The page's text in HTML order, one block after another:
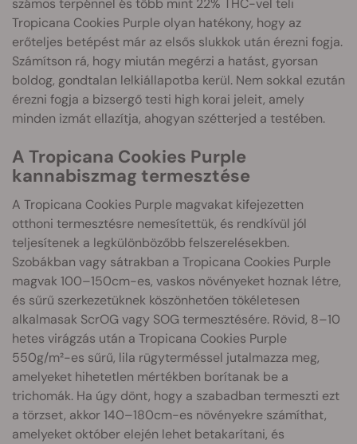
számos terpénnel és több mint 22% THC-vel teli
Tropicana Cookies Purple olyan hatékony, hogy az
erőteljes betépést már az elsős slukkok után érezni fogja.
Számítson rá, hogy miután megérzi a hatást, gyorsan
boldog, gondtalan lelkiállapotba kerül. Nem sokkal ezután
érezni fogja a bizsergő testi high korai jeleit, amely
minden izmát ellazítja, ahogyan szétterjed a testében.
A Tropicana Cookies Purple
kannabiszmag termesztése
A Tropicana Cookies Purple magvakat kifejezetten
otthoni termesztésre nemesítettük, és rendkívül jól
teljesítenek a legkülönbözőbb felszerelésekben.
Szobákban vagy sátrakban a Tropicana Cookies Purple
magvak 100–150cm-es, vaskos növényeket hoznak létre,
és sűrű szerkezetüknek köszönhetően tökéletesen
alkalmasak ScrOG vagy SOG termesztésére. Rövid, 8–10
hetes virágzás után a Tropicana Cookies Purple
550g/m²-es sűrű, lila rügyterméssel jutalmazza meg,
amelyeket hihetetlen mértékben borítanak be a
trichomák. Ha úgy dönt, hogy a szabadban termeszti ezt
a törzset, akkor 140–180cm-es növényekre számíthat,
amelyeket október elején lehet betakarítani, és